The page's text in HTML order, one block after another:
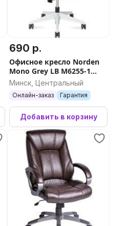
690 р.
Офисное кресло Norden
Mono Grey LB M6255-1
(серый)
Минск, Центральный
Онлайн-заказ Гарантия
Добавить в корзину